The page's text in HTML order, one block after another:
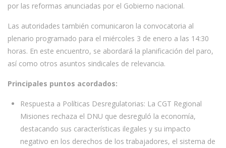
por las reformas anunciadas por el Gobierno nacional.
Las autoridades también comunicaron la convocatoria al
plenario programado para el miércoles 3 de enero a las 14:30
horas. En este encuentro, se abordará la planificación del paro,
así como otros asuntos sindicales de relevancia.
Principales puntos acordados:
Respuesta a Políticas Desregulatorias: La CGT Regional
Misiones rechaza el DNU que desreguló la economía,
destacando sus características ilegales y su impacto
negativo en los derechos de los trabajadores, el sistema de